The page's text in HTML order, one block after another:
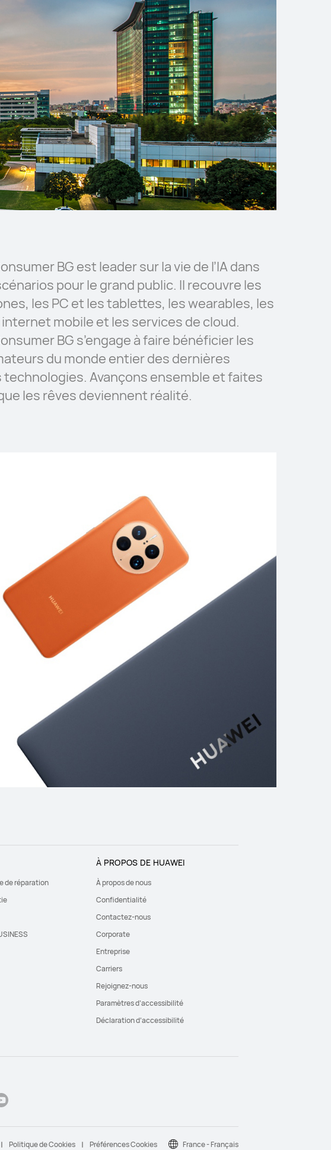
BG est leader sur la vie de l’IA dans
pour le grand public. Il recouvre les
les PC et les tablettes, les wearables, les
mobile et les services de cloud.
BG s’engage à faire bénéficier les
du monde entier des dernières
technologies. Avançons ensemble et faites
les rêves deviennent réalité.
de réparation
À PROPOS DE HUAWEI
À propos de nous
Confidentialité
Contactez-nous
Corporate
Entreprise
Carriers
Rejoignez-nous
Paramètres d’accessibilité
Déclaration d’accessibilité
Politique de Cookies Préférences Cookies France - Français